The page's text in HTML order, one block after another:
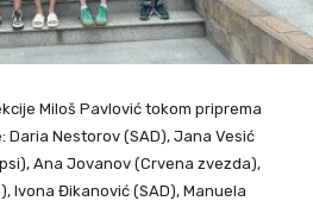
Miloš Pavlović tokom priprema
Nestorov (SAD), Jana Vesić
Ana Jovanov (Crvena zvezda),
Ivona Đikanović (SAD), Manuela